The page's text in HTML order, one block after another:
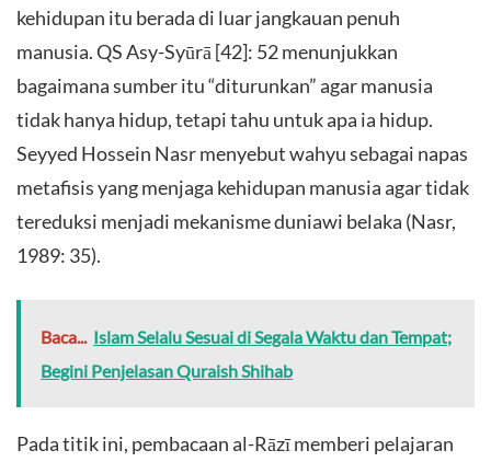
kehidupan itu berada di luar jangkauan penuh
manusia. QS Asy-Syūrā [42]: 52 menunjukkan
bagaimana sumber itu “diturunkan” agar manusia
tidak hanya hidup, tetapi tahu untuk apa ia hidup.
Seyyed Hossein Nasr menyebut wahyu sebagai napas
metafisis yang menjaga kehidupan manusia agar tidak
tereduksi menjadi mekanisme duniawi belaka (Nasr,
1989: 35).
Baca... Islam Selalu Sesuai di Segala Waktu dan Tempat;
Begini Penjelasan Quraish Shihab
Pada titik ini, pembacaan al-Rāzī memberi pelajaran